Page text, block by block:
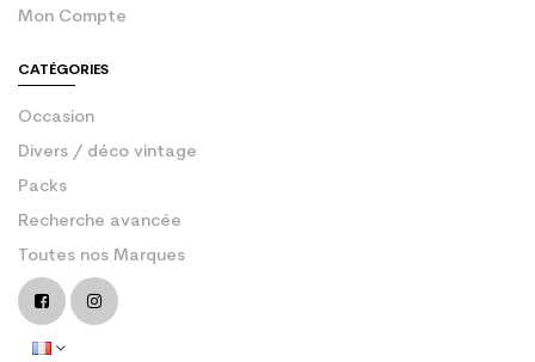
Mon Compte
CATÉGORIES
Occasion
Divers / déco vintage
Packs
Recherche avancée
Toutes nos Marques